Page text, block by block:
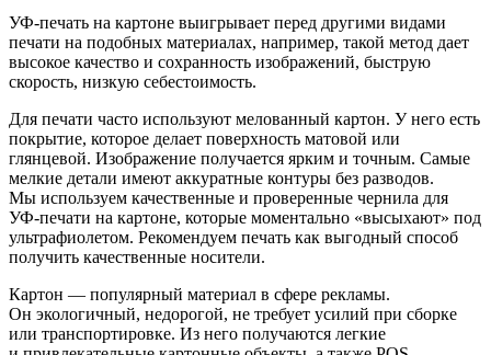
УФ-печать на картоне выигрывает перед другими видами
печати на подобных материалах, например, такой метод дает
высокое качество и сохранность изображений, быструю
скорость, низкую себестоимость.
Для печати часто используют мелованный картон. У него есть
покрытие, которое делает поверхность матовой или
глянцевой. Изображение получается ярким и точным. Самые
мелкие детали имеют аккуратные контуры без разводов.
Мы используем качественные и проверенные чернила для
УФ-печати на картоне, которые моментально «высыхают» под
ультрафиолетом. Рекомендуем печать как выгодный способ
получить качественные носители.
Картон — популярный материал в сфере рекламы.
Он экологичный, недорогой, не требует усилий при сборке
или транспортировке. Из него получаются легкие